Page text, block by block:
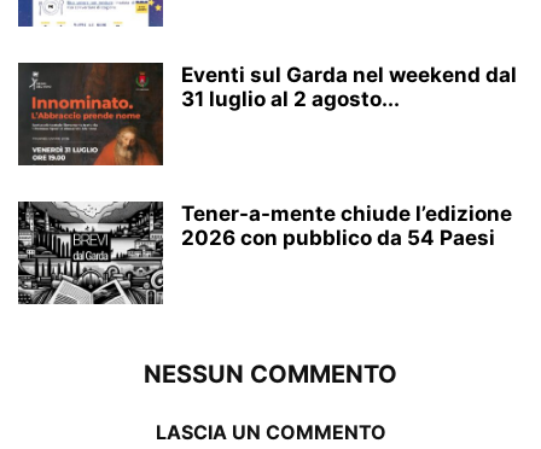
Eventi sul Garda nel weekend dal
31 luglio al 2 agosto...
Tener-a-mente chiude l’edizione
2026 con pubblico da 54 Paesi
NESSUN COMMENTO
LASCIA UN COMMENTO